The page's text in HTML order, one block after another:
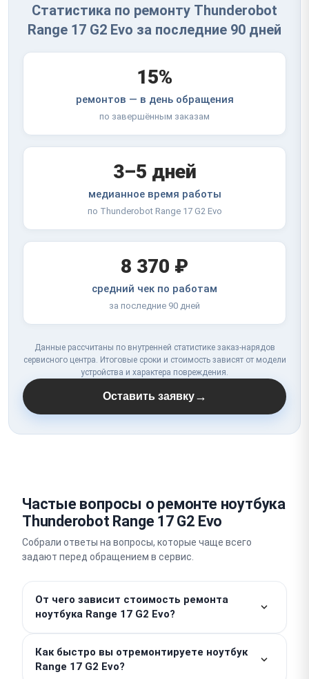
Статистика по ремонту Thunderobot
Range 17 G2 Evo за последние 90 дней
15%
ремонтов — в день обращения
по завершённым заказам
3–5 дней
медианное время работы
по Thunderobot Range 17 G2 Evo
8 370 ₽
средний чек по работам
за последние 90 дней
Данные рассчитаны по внутренней статистике заказ-нарядов
сервисного центра. Итоговые сроки и стоимость зависят от модели
устройства и характера повреждения.
Оставить заявку→
Частые вопросы о ремонте ноутбука
Thunderobot Range 17 G2 Evo
Собрали ответы на вопросы, которые чаще всего
задают перед обращением в сервис.
От чего зависит стоимость ремонта
ноутбука Range 17 G2 Evo?
которые стоят от 300 ₽, и стоимости необходимых
комплектующих. Точную цену мастер назовет
Как быстро вы отремонтируете ноутбук
Range 17 G2 Evo?